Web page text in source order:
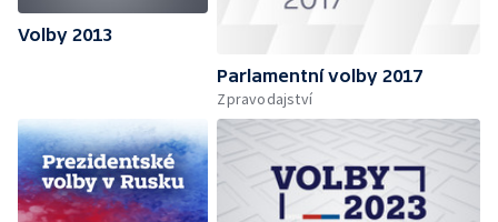
výsledky (99,7 %) — Volební studio —
Jiřího Dienstbiera — Volební štáb Vladimíra
Franze — Volební štáb Táni Fischerové —
Volební štáb Jany Bobošíkové — Volební
studio — Průběžné výsledky (99,9 %) —
Volební studio — Vstupy z Brna a Ostravy —
Volební studio — Průběžné výsledky (99,9
%) — Volební štáb Karla Schwarzenberga —
Volební štáb Miloše Zemana — Vstup z
Volby 2013
Parlamentní volby 2017
Zpravodajství